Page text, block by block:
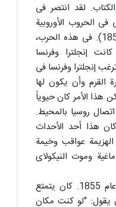
لقد انتصر فی
الحروب الأوروبیة
حتى واجه حرب القرم (1853-1856). فی هذه الحرب،
إنجلترا وفرنسا
إنجلترا وفرنسا فی
القرم وأن یکون لها
هذا الأمر کان حیویاً
روسیا بالمحیط.
هذا أحد الأحداث
الهزیمة عواقب وخیمة
وموت النیکولای
بعده، خلفه ابنه ألکسندر الثانی عام 1855. کان یتمتع
یقول: "لو کنت مکان